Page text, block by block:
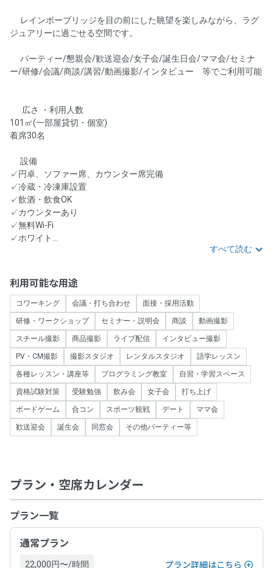
🌈レインボーブリッジを目の前にした眺望を楽しみながら、ラグ
ジュアリーに過ごせる空間です。
🎉パーティー/懇親会/歓送迎会/女子会/誕生日会/ママ会/セミナ
ー/研修/会議/商談/講習/動画撮影/インタビュー 等でご利用可能
🛋️ 広さ ・利用人数
101㎡(一部屋貸切・個室)
着席30名
⭐設備
✓円卓、ソファー席、カウンター席完備
✓冷蔵・冷凍庫設置
✓飲酒・飲食OK
✓カウンターあり
✓無料Wi-Fi
✓ホワイト...
すべて読む
利用可能な用途
コワーキング 会議・打ち合わせ 面接・採用活動
研修・ワークショップ セミナー・説明会 商談 動画撮影
スチール撮影 商品撮影 ライブ配信 インタビュー撮影
PV・CM撮影 撮影スタジオ レンタルスタジオ 語学レッスン
各種レッスン・講座等 プログラミング教室 自習・学習スペース
資格試験対策 受験勉強 飲み会 女子会 打ち上げ
ボードゲーム 合コン スポーツ観戦 デート ママ会
歓送迎会 誕生会 同窓会 その他パーティー等
プラン・空席カレンダー
プラン一覧
通常プラン
22,000円〜/時間 プラン詳細はこちら